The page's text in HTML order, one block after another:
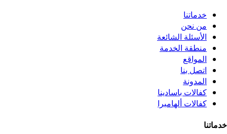
خدماتنا
من نحن
الأسئلة الشائعة
منطقة الخدمة
المواقع
اتصل بنا
المدونة
كفالات باسادينا
كفالات ألهامبرا
خدماتنا